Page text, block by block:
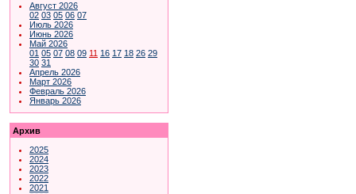
Август 2026
02 03 05 06 07
Июль 2026
Июнь 2026
Май 2026
01 05 07 08 09 11 16 17 18 26 29
30 31
Апрель 2026
Март 2026
Февраль 2026
Январь 2026
Архив
2025
2024
2023
2022
2021